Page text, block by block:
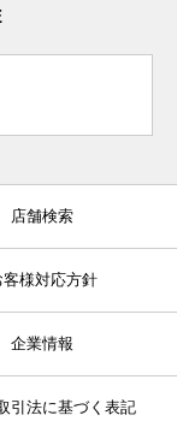
店舗検索
客様対応方針
企業情報
引法に基づく表記